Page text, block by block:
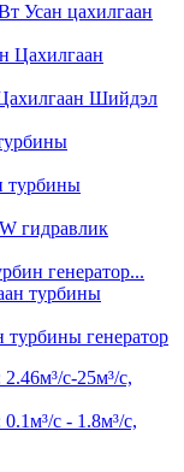
Усан цахилгаан
Шийдэл
турбины
генератор...
генератор